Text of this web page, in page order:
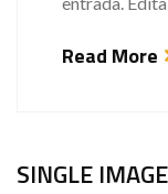
Read More
SINGLE IMAGE